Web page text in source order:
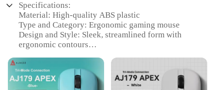
Specifications:
Material: High-quality ABS plastic
Type and Category: Ergonomic gaming mouse
Design and Style: Sleek, streamlined form with
ergonomic contours
professional use
Performance and Property: Precision optical sensor
for accurate tracking